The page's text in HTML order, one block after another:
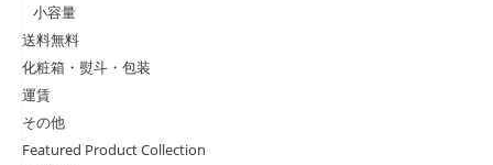
小容量
送料無料
化粧箱・熨斗・包装
運賃
その他
Featured Product Collection